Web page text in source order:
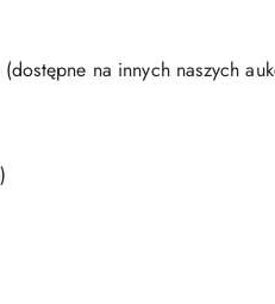
na innych naszych